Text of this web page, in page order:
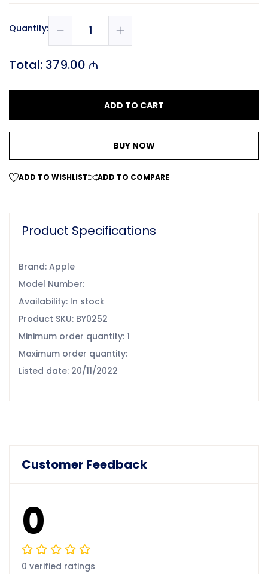
Quantity:
Total: 379.00 ₼
ADD TO CART
BUY NOW
ADD TO WISHLIST ADD TO COMPARE
Product Specifications
Brand: Apple
Model Number:
Availability: In stock
Product SKU: BY0252
Minimum order quantity: 1
Maximum order quantity:
Listed date: 20/11/2022
Customer Feedback
0
0 verified ratings